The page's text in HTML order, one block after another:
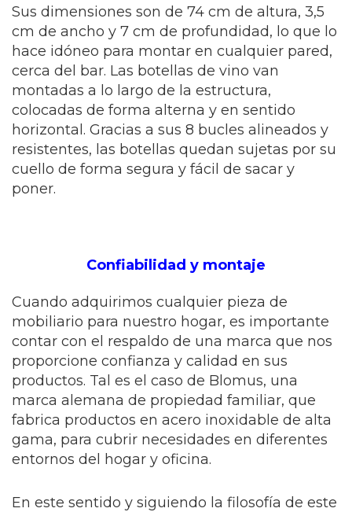
Sus dimensiones son de 74 cm de altura, 3,5
cm de ancho y 7 cm de profundidad, lo que lo
hace idóneo para montar en cualquier pared,
cerca del bar. Las botellas de vino van
montadas a lo largo de la estructura,
colocadas de forma alterna y en sentido
horizontal. Gracias a sus 8 bucles alineados y
resistentes, las botellas quedan sujetas por su
cuello de forma segura y fácil de sacar y
poner.
Confiabilidad y montaje
Cuando adquirimos cualquier pieza de
mobiliario para nuestro hogar, es importante
contar con el respaldo de una marca que nos
proporcione confianza y calidad en sus
productos. Tal es el caso de Blomus, una
marca alemana de propiedad familiar, que
fabrica productos en acero inoxidable de alta
gama, para cubrir necesidades en diferentes
entornos del hogar y oficina.
En este sentido y siguiendo la filosofía de este